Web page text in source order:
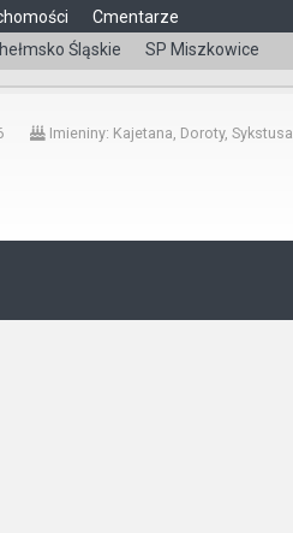
Śląskie SP Miszkowice
Cmentarze
čeština
Imieniny: Kajetana, Doroty, Sykstusa